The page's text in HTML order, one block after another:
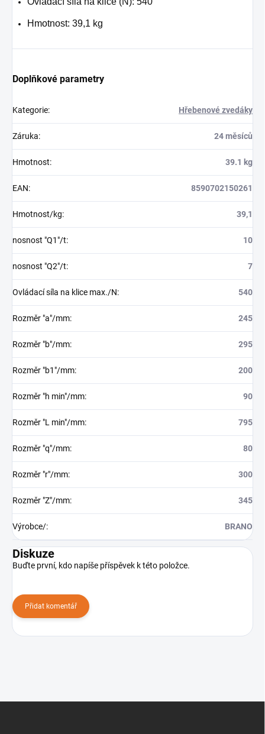
Hmotnost: 39,1 kg
Doplňkové parametry
Kategorie: Hřebenové zvedáky
Záruka: 24 měsíců
Hmotnost: 39.1 kg
EAN: 8590702150261
Hmotnost/kg: 39,1
nosnost "Q1"/t: 10
nosnost "Q2"/t: 7
Ovládací síla na klice max./N: 540
Rozměr "a"/mm: 245
Rozměr "b"/mm: 295
Rozměr "b1"/mm: 200
Rozměr "h min"/mm: 90
Rozměr "L min"/mm: 795
Rozměr "q"/mm: 80
Rozměr "r"/mm: 300
Rozměr "Z"/mm: 345
Výrobce/: BRANO
Diskuze
Buďte první, kdo napíše příspěvek k této položce.
Přidat komentář